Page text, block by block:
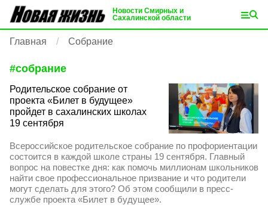
Новости Смирных и
Сахалинской области
Главная Собрание
#собрание
Родительское собрание от
проекта «Билет в будущее»
пройдет в сахалинских школах
19 сентября
Всероссийское родительское собрание по профориентации
состоится в каждой школе страны 19 сентября. Главный
вопрос на повестке дня: как помочь миллионам школьников
найти свое профессиональное призвание и что родители
могут сделать для этого? Об этом сообщили в пресс-
службе проекта «Билет в будущее».